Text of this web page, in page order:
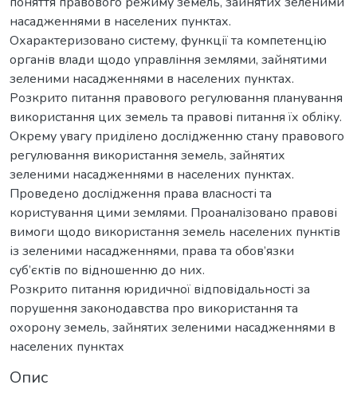
насадженнями в населених пунктах.
Охарактеризовано систему, функції та компетенцію
органів влади щодо управління землями, зайнятими
зеленими насадженнями в населених пунктах.
Розкрито питання правового регулювання планування
використання цих земель та правові питання їх обліку.
Окрему увагу приділено дослідженню стану правового
регулювання використання земель, зайнятих
зеленими насадженнями в населених пунктах.
Проведено дослідження права власності та
користування цими землями. Проаналізовано правові
вимоги щодо використання земель населених пунктів
із зеленими насадженнями, права та обов’язки
суб’єктів по відношенню до них.
Розкрито питання юридичної відповідальності за
порушення законодавства про використання та
охорону земель, зайнятих зеленими насадженнями в
населених пунктах
Опис